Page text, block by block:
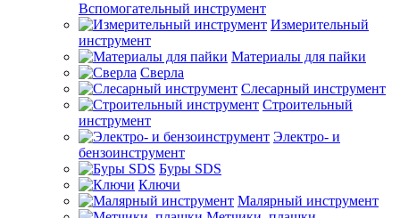
Вспомогательный инструмент
Измерительный
инструмент
Материалы для пайки
Сверла
Слесарный инструмент
Строительный
инструмент
Электро- и
бензоинструмент
Буры SDS
Ключи
Малярный инструмент